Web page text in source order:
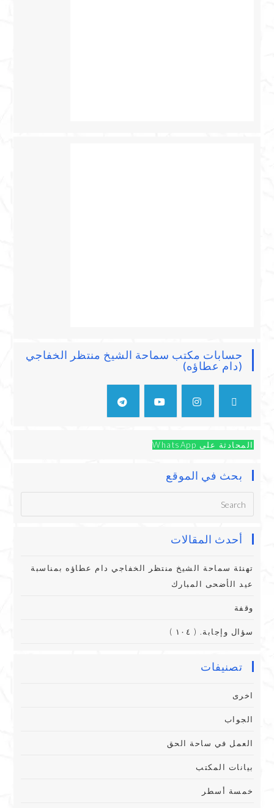
حسابات مكتب سماحة الشيخ منتظر الخفاجي
(دام عطاؤه)
المحادثة على WhatsApp
بحث في الموقع
أحدث المقالات
تهنئة سماحة الشيخ منتظر الخفاجي دام عطاؤه بمناسبة
عيد الأضحى المبارك
وقفة
سؤال وإجابة. ( ١٠٤ )
تصنيفات
اخرى
الجواب
العمل في ساحة الحق
بيانات المكتب
خمسة أسطر